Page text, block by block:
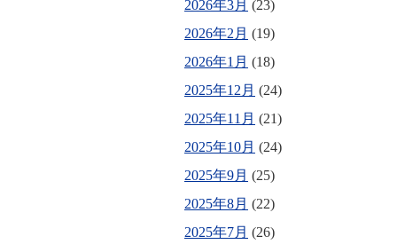
2026年3月 (23)
2026年2月 (19)
2026年1月 (18)
2025年12月 (24)
2025年11月 (21)
2025年10月 (24)
2025年9月 (25)
2025年8月 (22)
2025年7月 (26)